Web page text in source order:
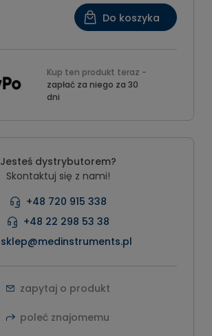
Do koszyka
Kup ten produkt teraz -
zapłać za niego za 30
dni
Jesteś dystrybutorem?
Skontaktuj się z nami!
+48 720 915 338
+48 22 298 53 38
sklep@medinstruments.pl
zapytaj o produkt
poleć znajomemu